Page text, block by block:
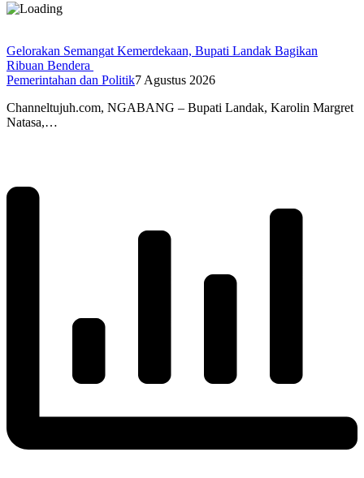
Gelorakan Semangat Kemerdekaan, Bupati Landak Bagikan
Ribuan Bendera
Pemerintahan dan Politik7 Agustus 2026
Channeltujuh.com, NGABANG – Bupati Landak, Karolin Margret
Natasa,…